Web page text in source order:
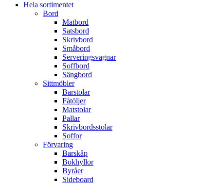
Hela sortimentet
Bord
Matbord
Satsbord
Skrivbord
Småbord
Serveringsvagnar
Soffbord
Sängbord
Sittmöbler
Barstolar
Fåtöljer
Matstolar
Pallar
Skrivbordsstolar
Soffor
Förvaring
Barskåp
Bokhyllor
Byråer
Sideboard